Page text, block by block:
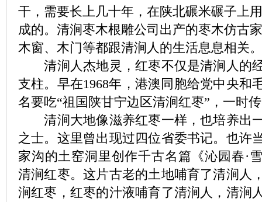
干，需要长上几十年，在陕北碾米碾子上
成的。清涧枣木根雕公司出产的枣木仿古
木窗、木门等都跟清涧人的生活息息相关。
清涧人杰地灵，红枣不仅是清涧人的
支柱。早在1968年，港澳同胞给党中央和
名要吃“祖国陕甘宁边区清涧红枣”，一时
清涧大地像滋养红枣一样，也培养出
之士。这里曾出现过四位省委书记。也许
家沟的土窑洞里创作千古名篇《沁园春·
清涧红枣。这片古老的土地哺育了清涧人
涧红枣，红枣的汁液哺育了清涧人，清涧